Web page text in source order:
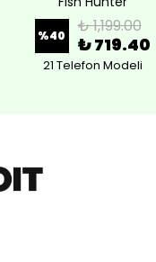
%40 ₺ 1,199.00
₺ 719.40
21 Telefon Modeli